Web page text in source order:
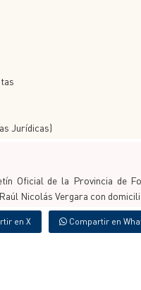
Jurídicas)
Oficial de la Provincia de
Nicolás Vergara con
en X Compartir en